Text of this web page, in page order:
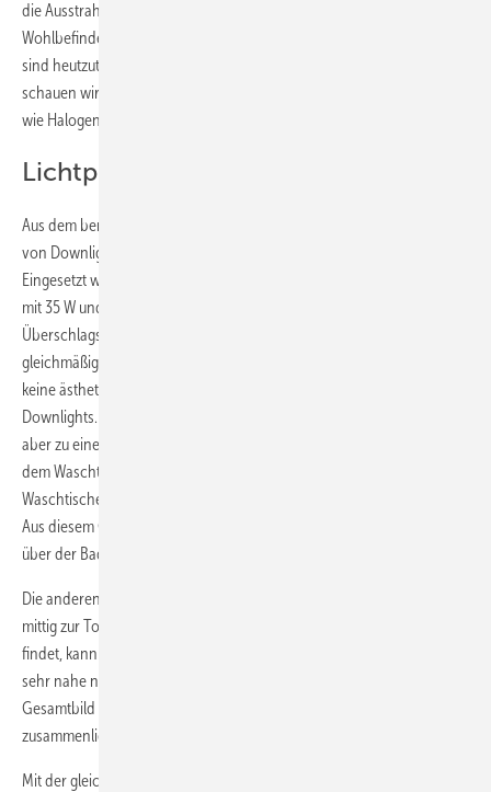
die Ausstrahlung des Badezimmers trägt entscheidend zum
Wohlbefinden des Menschen bei. Mit neuen Lichtquellen wie LEDs
sind heutzutage sehr viele Dinge umsetzbar und möglich. Trotzdem
schauen wir uns natürlich auch die klassischen Leuchtmittel/Lampen
wie Halogenlampen und Leuchtstofflampen/Energiesparlampen an.
Lichtplanung für Licht zum Sehen
Aus dem bereits erwähnten fiktiven Bad mit der berechneten Anzahl
von Downlights kann jetzt ein erstes Lichtkonzept erstellt werden.
Eingesetzt werden soll in dem Raum die Variante 12-V-Halogenlampe
mit 35 W und 36 Grad Ausstrahlwinkel. Man könnte die aus der
Überschlagsformel errechneten sechs bzw. sieben Downlights jetzt
gleichmäßig verteilen. Da sechs Downlights zu wenig sind und sieben
keine ästhetische Verteilung ermöglichen, empfehle ich neun
Downlights. Diese können gleichmäßig im Raum verteilt werden, was
aber zu einem Problem führen würde. Gerade dort, wo jemand vor
dem Waschtisch steht, wirft das Licht aus diesem zwischen den
Waschtischen befindlichen Downlight Schlagschatten ins Gesicht.
Aus diesem Grund wird dieses Downlight dort weggelassen und dafür
über der Badewanne ein zusätzliches Downlight eingefügt.
Die anderen Downlights werden mittig zur Tür und mehr oder weniger
mittig zur Toilette platziert. Falls jemand diese Anordnung zu klassisch
findet, kann man gerne jeweils zwei Downlights zusammenfügen bzw.
sehr nahe nebeneinander platzieren, um ein harmonisches
Gesamtbild zu erzeugen. Ergebnis: Das Bad wird trotz der eng
zusammenliegenden Downlights gut beleuchtet.
Mit der gleichmäßigen Verteilung der Downlights erhält man im Mittel